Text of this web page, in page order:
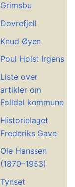
Grimsbu
Dovrefjell
Knud Øyen
Poul Holst Irgens
Liste over
artikler om
Folldal kommune
Historielaget
Frederiks Gave
Ole Hanssen
(1870–1953)
Tynset